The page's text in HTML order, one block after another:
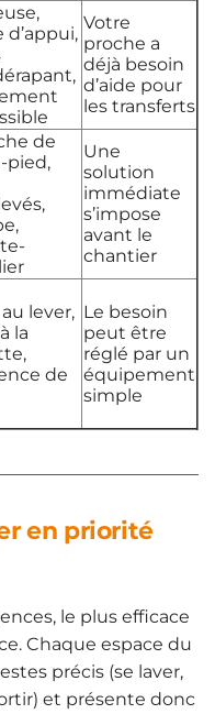
d’appui,
Votre
proche a
déjà besoin
d’aide pour
les transferts
de
pied,
Une
solution
immédiate
s’impose
avant le
chantier
lever,
la
de
Le besoin
peut être
réglé par un
équipement
simple
en priorité
le plus efficace
Chaque espace du
précis (se laver,
et présente donc